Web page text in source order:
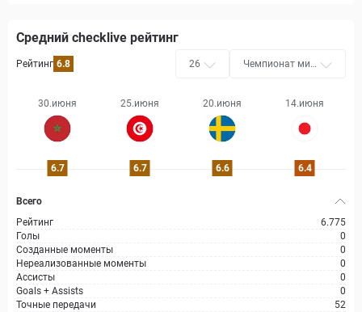
Средний checklive рейтинг
Рейтинг 6.8 26
Чемпионат мир
30.июня 25.июня 20.июня 14.июня
6.7 6.7 6.6 6.4
Всего
Рейтинг
6.775
Голы
0
Созданные моменты
0
Нереализованные моменты
0
Ассисты
0
Goals + Assists
0
Точные передачи
52